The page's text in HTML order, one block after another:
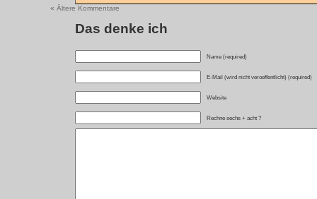
« Ältere Kommentare
Das denke ich
Name (required)
E-Mail (wird nicht veroeffentlicht) (required)
Website
Rechne sechs + acht ?